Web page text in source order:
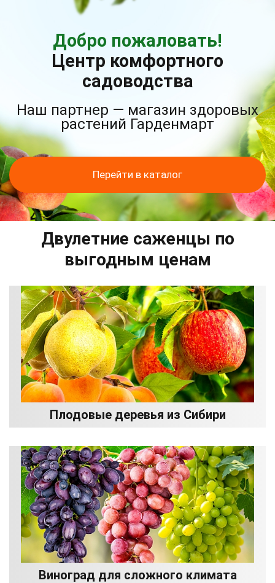
Добро пожаловать!
Центр комфортного
садоводства
Наш партнер — магазин здоровых
растений Гарденмарт
Перейти в каталог
Двулетние саженцы по
выгодным ценам
Плодовые деревья из Сибири
Виноград для сложного климата